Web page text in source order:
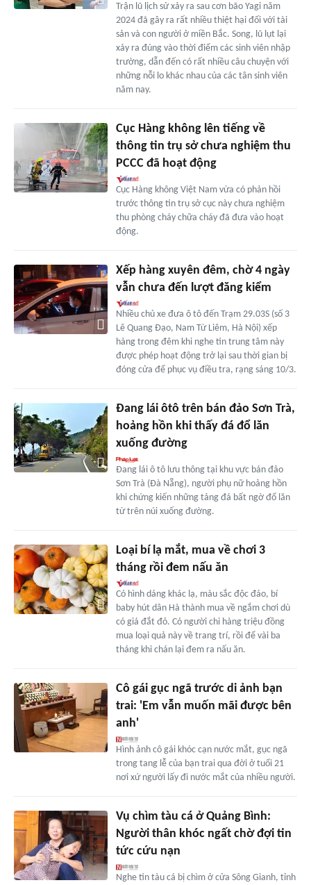
Trận lũ lịch sử xảy ra sau cơn bão Yagi năm
2024 đã gây ra rất nhiều thiệt hại đối với tài
sản và con người ở miền Bắc. Song, lũ lụt lại
xảy ra đúng vào thời điểm các sinh viên nhập
trường, dẫn đến có rất nhiều câu chuyện với
những nỗi lo khác nhau của các tân sinh viên
năm nay.
Cục Hàng không lên tiếng về
thông tin trụ sở chưa nghiệm thu
PCCC đã hoạt động
Cục Hàng không Việt Nam vừa có phản hồi
trước thông tin trụ sở cục này chưa nghiệm
thu phòng cháy chữa cháy đã đưa vào hoạt
động.
Xếp hàng xuyên đêm, chờ 4 ngày
vẫn chưa đến lượt đăng kiểm
Nhiều chủ xe đưa ô tô đến Trạm 29.03S (số 3
Lê Quang Đạo, Nam Từ Liêm, Hà Nội) xếp
hàng trong đêm khi nghe tin trung tâm này
được phép hoạt động trở lại sau thời gian bị
đóng cửa để phục vụ điều tra, rạng sáng 10/3.
Đang lái ôtô trên bán đảo Sơn Trà,
hoảng hồn khi thấy đá đổ lăn
xuống đường
Đang lái ô tô lưu thông tại khu vực bán đảo
Sơn Trà (Đà Nẵng), người phụ nữ hoảng hồn
khi chứng kiến những tảng đá bất ngờ đổ lăn
từ trên núi xuống đường.
Loại bí lạ mắt, mua về chơi 3
tháng rồi đem nấu ăn
Có hình dáng khác lạ, màu sắc độc đáo, bí
baby hút dân Hà thành mua về ngắm chơi dù
có giá đắt đỏ. Có người chi hàng triệu đồng
mua loại quả này về trang trí, rồi để vài ba
tháng khi chán lại đem ra nấu ăn.
Cô gái gục ngã trước di ảnh bạn
trai: 'Em vẫn muốn mãi được bên
anh'
Hình ảnh cô gái khóc cạn nước mắt, gục ngã
trong tang lễ của bạn trai qua đời ở tuổi 21
nơi xứ người lấy đi nước mắt của nhiều người.
Vụ chìm tàu cá ở Quảng Bình:
Người thân khóc ngất chờ đợi tin
tức cứu nạn
Nghe tin tàu cá bị chìm ở cửa Sông Gianh, tỉnh